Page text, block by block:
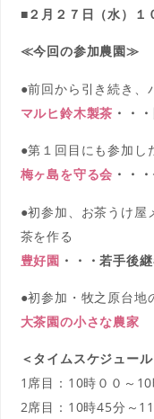
■２月２７日（水）１
≪今回の参加農園≫
●前回から引き続き、
マルヒ鈴木製茶 ・・
●第１回目にも参加し
梅ヶ島を守る会 ・・
●初参加、お茶うけ屋
茶を作る
豊好園 ・・・若手後
●初参加・牧之原台
大茶園の小さな農家
＜タイムスケジュール
1席目：10時００～
2席目：10時45分～